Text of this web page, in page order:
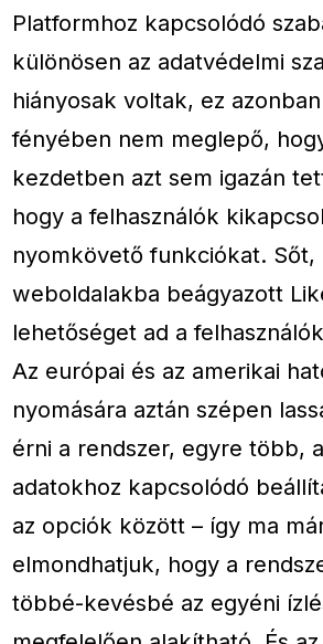
Platformhoz kapcsolódó
különösen az adatvédelmi
hiányosak voltak, ez
fényében nem meglepő,
kezdetben azt sem igazán
hogy a felhasználók
nyomkövető funkciókat. Sőt,
weboldalakba beágyazott
lehetőséget ad a
Az európai és az amerikai
nyomására aztán szépen
érni a rendszer, egyre több,
adatokhoz kapcsolódó
az opciók között – így ma
elmondhatjuk, hogy a
többé-kevésbé az egyéni